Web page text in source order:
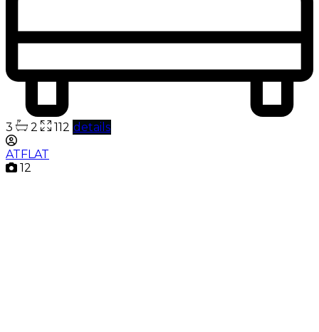
3 2 112 details
ATFLAT
12